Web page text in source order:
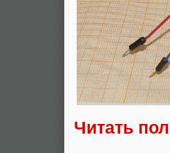
Читать